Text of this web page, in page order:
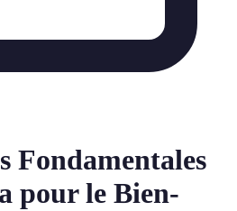
Fondamentales
pour le Bien-